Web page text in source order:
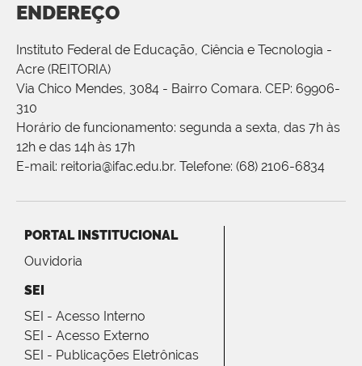
ENDEREÇO
Instituto Federal de Educação, Ciência e Tecnologia -
Acre (REITORIA)
Via Chico Mendes, 3084 - Bairro Comara. CEP: 69906-
310
Horário de funcionamento: segunda a sexta, das 7h às
12h e das 14h às 17h
E-mail: reitoria@ifac.edu.br. Telefone: (68) 2106-6834
PORTAL INSTITUCIONAL
Ouvidoria
SEI
SEI - Acesso Interno
SEI - Acesso Externo
SEI - Publicações Eletrônicas